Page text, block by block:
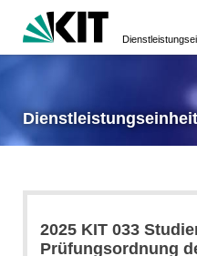
2025 KIT 033
Prüfungsordnung